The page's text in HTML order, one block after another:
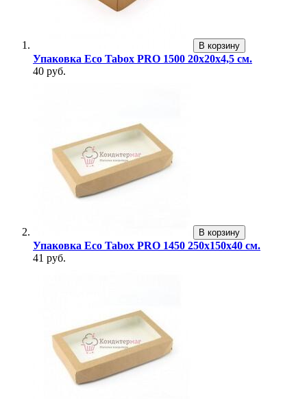
В корзину
Упаковка Eco Tabox PRO 1500 20х20х4,5 см.
40 руб.
В корзину
Упаковка Eco Tabox PRO 1450 250х150х40 см.
41 руб.